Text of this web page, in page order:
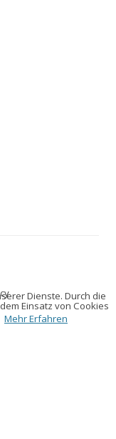
Dienste. Durch die
Einsatz von Cookies
Mehr Erfahren